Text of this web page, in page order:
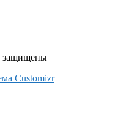
защищены
Customizr